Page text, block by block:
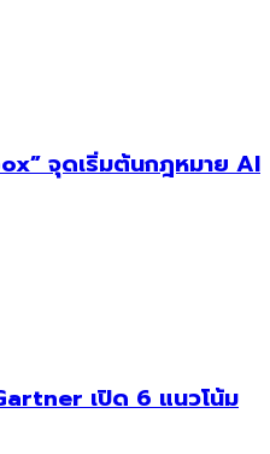
จุดเริ่มต้นกฎหมาย AI
เปิด 6 แนวโน้ม